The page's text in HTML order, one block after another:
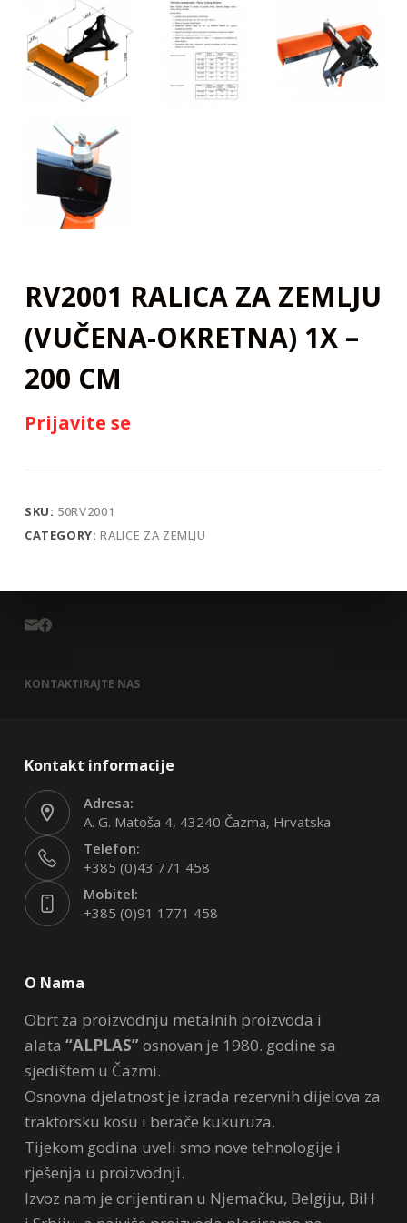
RV2001 RALICA ZA ZEMLJU
(VUČENA-OKRETNA) 1X –
200 CM
Prijavite se
SKU: 50RV2001
CATEGORY:RALICE ZA ZEMLJU
KONTAKTIRAJTE NAS
Kontakt informacije
Adresa:
A. G. Matoša 4, 43240 Čazma, Hrvatska
Telefon:
+385 (0)43 771 458
Mobitel:
+385 (0)91 1771 458
O Nama
Obrt za proizvodnju metalnih proizvoda i
alata “ALPLAS”osnovan je 1980. godine sa
sjedištem u Čazmi.
Osnovna djelatnost je izrada rezervnih dijelova za
traktorsku kosu i berače kukuruza.
Tijekom godina uveli smo nove tehnologije i
rješenja u proizvodnji.
Izvoz nam je orijentiran u Njemačku, Belgiju, BiH